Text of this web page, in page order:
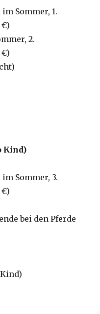
Sommer, 1.
€)
2.
€)
Kind)
Sommer, 3.
€)
bei den Pferde